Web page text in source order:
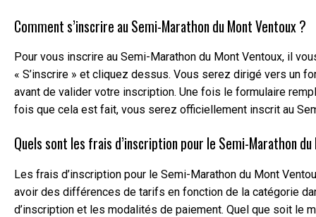
Comment s’inscrire au Semi-Marathon du Mont Ventoux ?
Pour vous inscrire au Semi-Marathon du Mont Ventoux, il
« S’inscrire » et cliquez dessus. Vous serez dirigé vers un
avant de valider votre inscription. Une fois le formulaire
fois que cela est fait, vous serez officiellement inscrit au
Quels sont les frais d’inscription pour le Semi-Marathon
Les frais d’inscription pour le Semi-Marathon du Mont
avoir des différences de tarifs en fonction de la catégorie
d’inscription et les modalités de paiement. Quel que soit le